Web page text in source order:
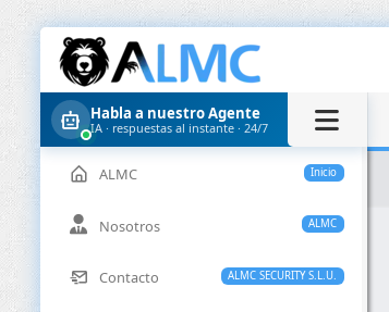
Habla a nuestro Agente
IA · respuestas al instante · 24/7
Inicio
ALMC
ALMC
Nosotros
ALMC SECURITY S.L.U.
Contacto